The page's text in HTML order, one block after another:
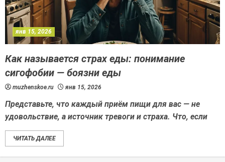
янв 15, 2026
Как называется страх еды: понимание
сигофобии — боязни еды
muzhenskoe.ru янв 15, 2026
Представьте, что каждый приём пищи для вас — не
удовольствие, а источник тревоги и страха. Что, если
ЧИТАТЬ ДАЛЕЕ